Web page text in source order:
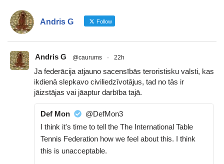
Andris G Follow
Andris G @caurums · 22h
Ja federācija atjauno sacensībās teroristisku valsti, kas
ikdienā slepkavo civiliedzīvotājus, tad no tās ir
jāizstājas vai jāaptur darbība tajā.
Def Mon
@DefMon3
I think it's time to tell the The International Table
Tennis Federation how we feel about this. I think
this is unacceptable.